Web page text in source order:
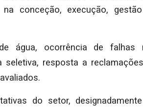
conceção, execução,
água, ocorrência de falhas
seletiva, resposta a
do setor,